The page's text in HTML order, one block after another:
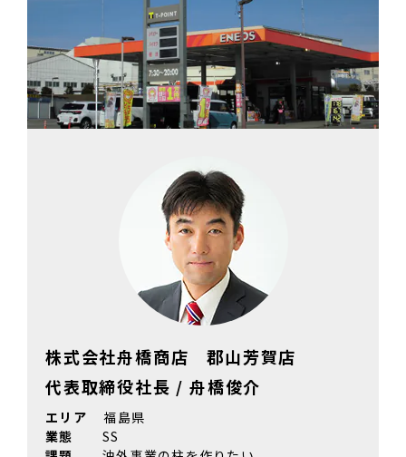
株式会社舟橋商店 郡山芳賀店
代表取締役社長 / 舟橋俊介
エリア
福島県
業態
SS